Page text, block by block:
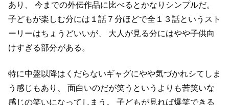
あり、
今までの外伝作品に比べるとかなりシンプルだ。
子どもが楽しむ分には１話７分ほどで全１３話というスト
ーリーはちょうどいいが、
大人が見る分にはやや子供向
けすぎる部分がある。
特に中盤以降はくだらないギャグにやや気づかれシてしま
う感じもあり、
面白いのだが笑うというよりも苦笑いな
感じの笑いになってしまう。
子どもが見れば爆笑できる